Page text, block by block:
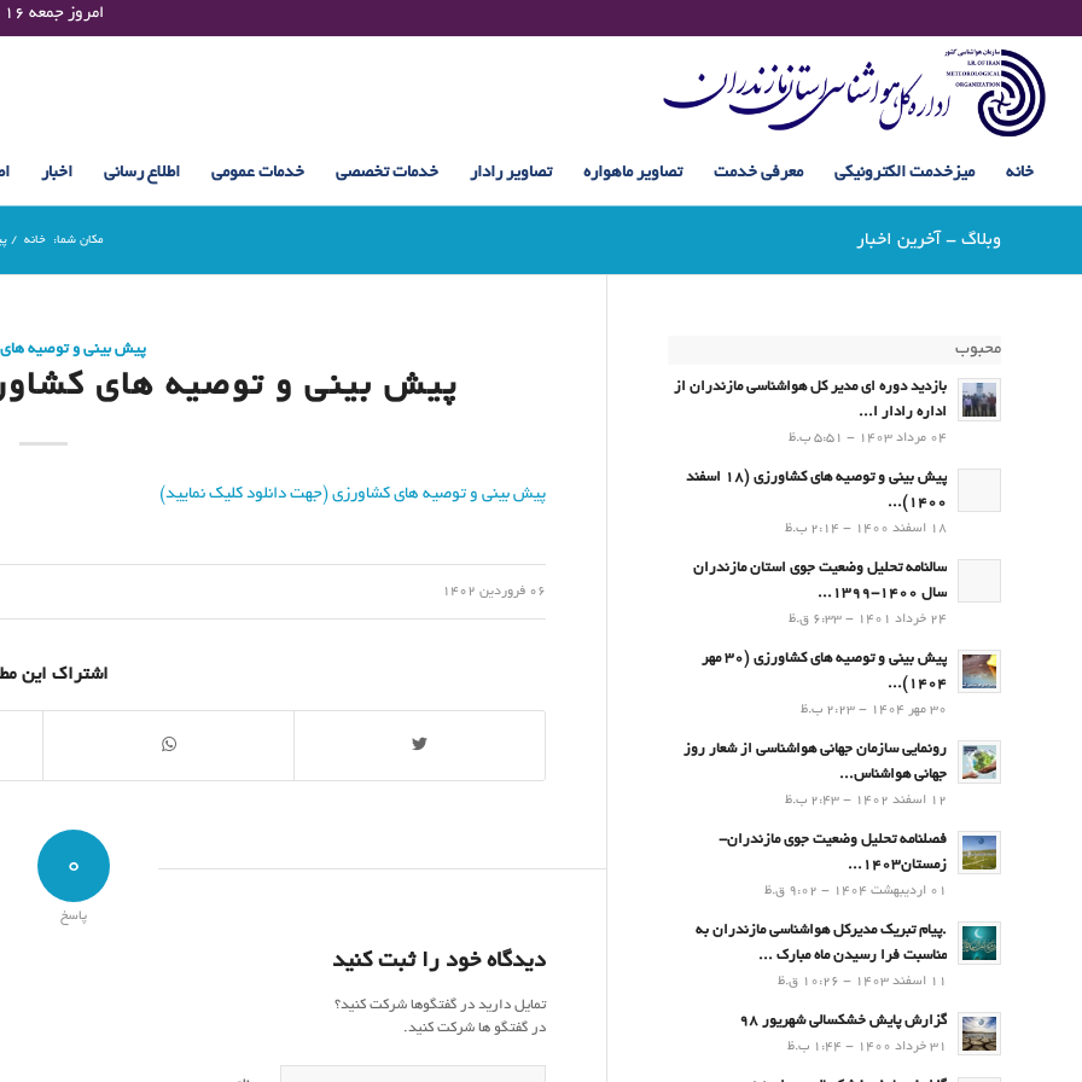
Friday 07 August 2026 , 19:15 UTC ¤¤¤¤ امروز جمعه ۱۶ مرداد ۱۴۰۵ساعت : ۱۹:۱۵
خانه میزخدمت الکترونیکی معرفی خدمت تصاویر ماهواره تصاویر رادار خدمات تخصصی خدمات عمومی اطلاع رسانی اخبار
وبلاگ - آخرین اخبار مکان شما: خانه /
پیش بینی و توصیه
پیش بینی و توصیه های کشاورزی (6
پیش بینی و توصیه های کشاورزی (جهت دانلود کلیک نمایید)
06 فروردین 1402
اشتراک این
0
پاسخ
دیدگاه خود را ثبت کنید
تمایل دارید در گفتگوها شرکت کنید؟
در گفتگو ها شرکت کنید.
محبوب
بازدید دوره ای مدیر کل هواشناسی مازندران از
اداره رادار ا...
04 مرداد 1403 - 5:51 ب.ظ
پیش بینی و توصیه های کشاورزی (18 اسفند
1400)...
18 اسفند 1400 - 2:14 ب.ظ
سالنامه تحلیل وضعیت جوی استان مازندران
سال 1400-1399...
24 خرداد 1401 - 6:33 ق.ظ
پیش بینی و توصیه های کشاورزی (30 مهر
۱۴۰۴)...
30 مهر 1404 - 2:23 ب.ظ
رونمایی سازمان جهانی هواشناسی از شعار روز
جهانی هواشناس...
12 اسفند 1402 - 2:43 ب.ظ
فصلنامه تحلیل وضعیت جوی مازندران-
زمستان۱۴۰۳...
01 اردیبهشت 1404 - 9:02 ق.ظ
.پيام تبريك مدیرکل هواشناسی مازندران به
مناسبت فرا رسيدن ماه مبارك ...
11 اسفند 1403 - 10:26 ق.ظ
گزارش پایش خشکسالی شهریور 98
31 خرداد 1400 - 1:44 ب.ظ